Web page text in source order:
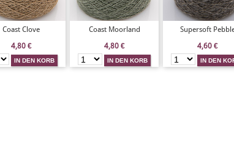
Coast Clove
4,80 €
Coast Moorland
4,80 €
Supersoft
4,60 €